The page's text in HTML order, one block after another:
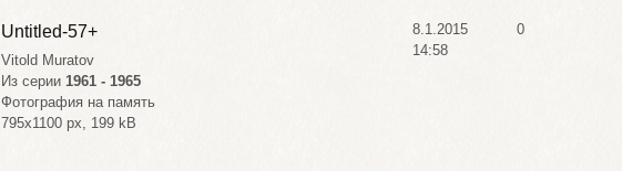
Untitled-57+
Vitold Muratov
Из серии 1961 - 1965
Фотография на память
795x1100 px, 199 kB
8.1.2015
14:58
0